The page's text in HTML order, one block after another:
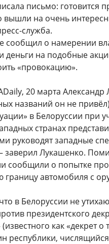
письмо: готовится
вышли на очень
служба.
сообщил о намерении
деньги на подобные
«провокацию».
20 марта
названий он не
в Белоруссии при
странах
руководят западные
Лукашенко.
сообщили о попытке
границу автомобиля с
в Белоруссии не
президентского
как «декрет
республики,